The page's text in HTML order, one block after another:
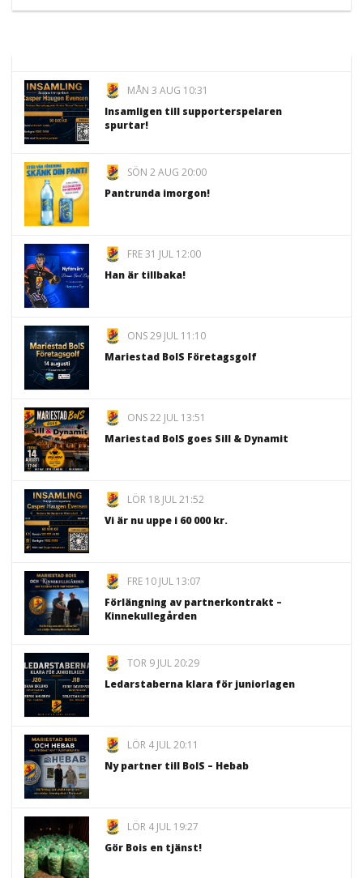
MÅN 3 AUG 10:31
Insamligen till supporterspelaren
spurtar!
SÖN 2 AUG 20:00
Pantrunda imorgon!
FRE 31 JUL 12:00
Han är tillbaka!
ONS 29 JUL 11:10
Mariestad BoIS Företagsgolf
ONS 22 JUL 13:51
Mariestad BoIS goes Sill & Dynamit
LÖR 18 JUL 21:52
Vi är nu uppe i 60 000 kr.
FRE 10 JUL 13:07
Förlängning av partnerkontrakt –
Kinnekullegården
TOR 9 JUL 20:29
Ledarstaberna klara för juniorlagen
LÖR 4 JUL 20:11
Ny partner till BoIS – Hebab
LÖR 4 JUL 19:27
Gör Bois en tjänst!